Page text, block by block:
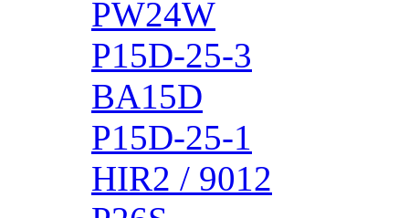
PW24W
P15D-25-3
BA15D
P15D-25-1
HIR2 / 9012